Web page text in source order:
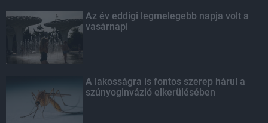
Az év eddigi legmelegebb napja volt a
vasárnapi
A lakosságra is fontos szerep hárul a
szúnyoginvázió elkerülésében